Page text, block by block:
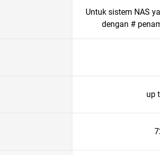
Untuk sistem NAS
dengan #
up